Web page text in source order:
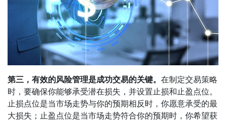
第三，有效的风险管理是成功交易的关键。 在制定交易策略
时，要确保你能够承受潜在损失，并设置止损和止盈点位。
止损点位是当市场走势与你的预期相反时，你愿意承受的最
大损失；止盈点位是当市场走势符合你的预期时，你希望获